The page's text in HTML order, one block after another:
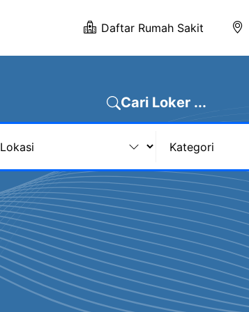
Daftar Rumah Sakit
Cari Loker ...